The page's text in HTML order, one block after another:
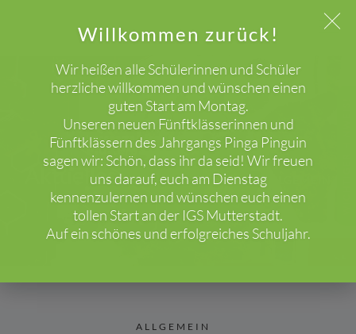
Willkommen zurück!
Wir heißen alle Schülerinnen und Schüler
herzliche willkommen und wünschen einen
guten Start am Montag.
Unseren neuen Fünftklässerinnen und
Fünftklässern des Jahrgangs Pinga Pinguin
sagen wir: Schön, dass ihr da seid! Wir freuen
uns darauf, euch am Dienstag
kennenzulernen und wünschen euch einen
tollen Start an der IGS Mutterstadt.
Auf ein schönes und erfolgreiches Schuljahr.
Aktuelles HOME BLOG ALLGEMEIN
ALLGEMEIN